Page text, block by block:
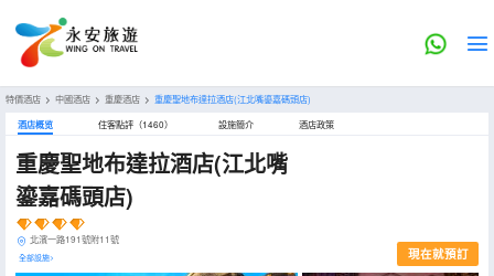
特價酒店 > 中國酒店 > 重慶酒店 > 重慶聖地布達拉酒店(江北嘴鎏嘉碼頭店)
酒店概览 住客點評（1460） 設施簡介 酒店政策
重慶聖地布達拉酒店(江北嘴
鎏嘉碼頭店)
北濱一路191號附11號
全部設施> 現在就預訂